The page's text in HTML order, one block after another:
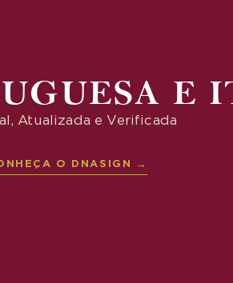
E
Atualizada e Verificada
O DNASIGN →